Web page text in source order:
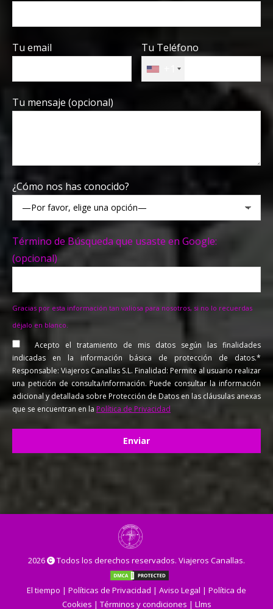
Tu email
Tu Teléfono
Tu mensaje (opcional)
¿Cómo nos has conocido?
Término de Búsqueda que usaste en Google:
(opcional)
Gracias por esta información tan valiosa para nosotros, si no lo recuerdas
déjalo en blanco.
Acepto el tratamiento de mis datos según las finalidades
indicadas en la información básica de protección de datos.*
Responsable: Viajeros Canallas S.L. Finalidad: Permite al usuario realizar
una petición de consulta/información. Puede consultar la información
adicional y detallada sobre Protección de Datos en las cláusulas anexas
que se encuentran en la Política de Privacidad
2026 Todos los derechos reservados. Viajeros Canallas.
El tiempo | Políticas de Privacidad | Aviso Legal | Política de
Cookies | Términos y condiciones | Llms